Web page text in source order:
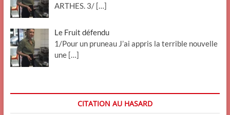
ARTHES. 3/ […]
Le Fruit défendu
1/Pour un pruneau J’ai appris la terrible nouvelle
une […]
CITATION AU HASARD